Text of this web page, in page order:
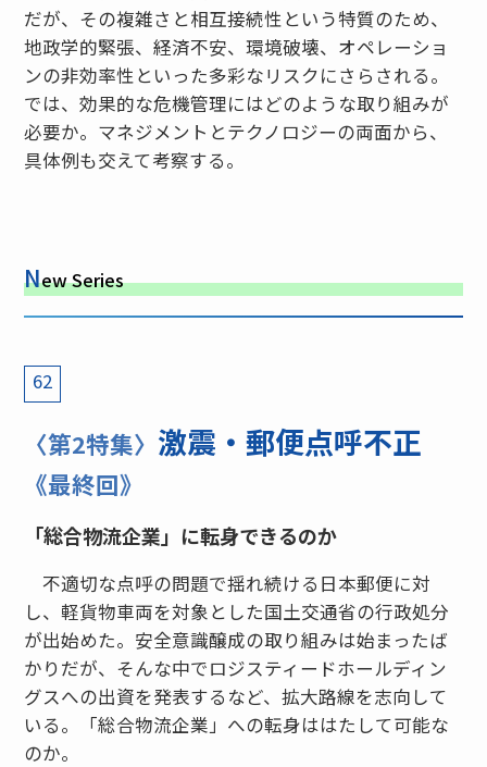
だが、その複雑さと相互接続性という特質のため、
地政学的緊張、経済不安、環境破壊、オペレーショ
ンの非効率性といった多彩なリスクにさらされる。
では、効果的な危機管理にはどのような取り組みが
必要か。マネジメントとテクノロジーの両面から、
具体例も交えて考察する。
New Series
62
〈第2特集〉 激震・郵便点呼不正
《最終回》
「総合物流企業」に転身できるのか
不適切な点呼の問題で揺れ続ける日本郵便に対
し、軽貨物車両を対象とした国土交通省の行政処分
が出始めた。安全意識醸成の取り組みは始まったば
かりだが、そんな中でロジスティードホールディン
グスへの出資を発表するなど、拡大路線を志向して
いる。「総合物流企業」への転身ははたして可能な
のか。